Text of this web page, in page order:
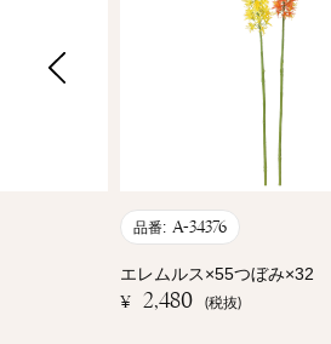
品番: A-34376
エレムルス×55つぼみ×32
¥ 2,480 (税抜)